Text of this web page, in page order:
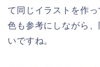
て同じイラストを作っ
色も参考にしながら
いですね。